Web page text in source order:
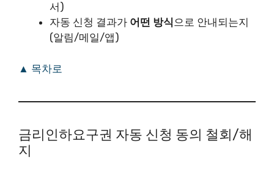
서)
자동 신청 결과가 어떤 방식으로 안내되는지
(알림/메일/앱)
▲ 목차로
금리인하요구권 자동 신청 동의 철회/해
지